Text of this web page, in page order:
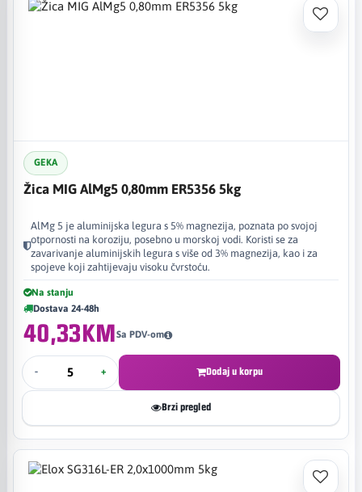
GEKA
Žica MIG AlMg5 0,80mm ER5356 5kg
AlMg 5 je aluminijska legura s 5% magnezija, poznata po svojoj
otpornosti na koroziju, posebno u morskoj vodi. Koristi se za
zavarivanje aluminijskih legura s više od 3% magnezija, kao i za
spojeve koji zahtijevaju visoku čvrstoću.
Na stanju
Dostava 24-48h
40,33KMSa PDV-om
- + Dodaj u korpu
Brzi pregled